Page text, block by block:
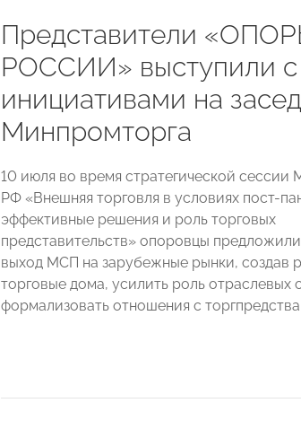
Представители
РОССИИ» выступили с
инициативами на
Минпромторга
10 июля во время стратегической сессии
РФ «Внешняя торговля в условиях пост-
эффективные решения и роль торговых
представительств» опоровцы
выход МСП на зарубежные рынки, создав
торговые дома, усилить роль отраслевых
формализовать отношения с